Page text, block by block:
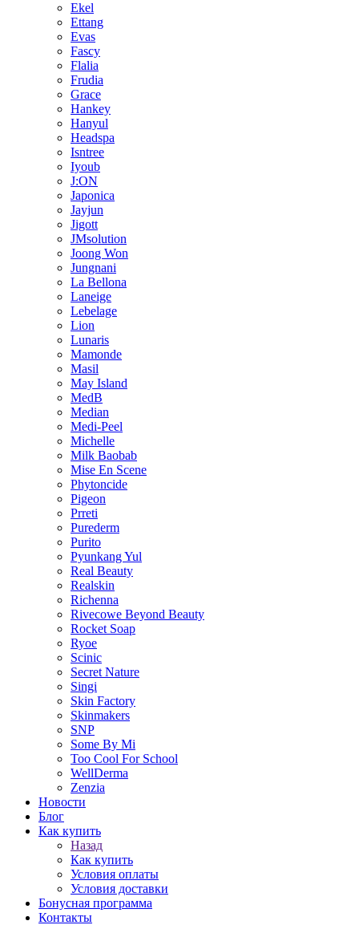
Ekel
Ettang
Evas
Fascy
Flalia
Frudia
Grace
Hankey
Hanyul
Headspa
Isntree
Iyoub
J:ON
Japonica
Jayjun
Jigott
JMsolution
Joong Won
Jungnani
La Bellona
Laneige
Lebelage
Lion
Lunaris
Mamonde
Masil
May Island
MedB
Median
Medi-Peel
Michelle
Milk Baobab
Mise En Scene
Phytoncide
Pigeon
Prreti
Purederm
Purito
Pyunkang Yul
Real Beauty
Realskin
Richenna
Rivecowe Beyond Beauty
Rocket Soap
Ryoe
Scinic
Secret Nature
Singi
Skin Factory
Skinmakers
SNP
Some By Mi
Too Cool For School
WellDerma
Zenzia
Новости
Блог
Как купить
Назад
Как купить
Условия оплаты
Условия доставки
Бонусная программа
Контакты